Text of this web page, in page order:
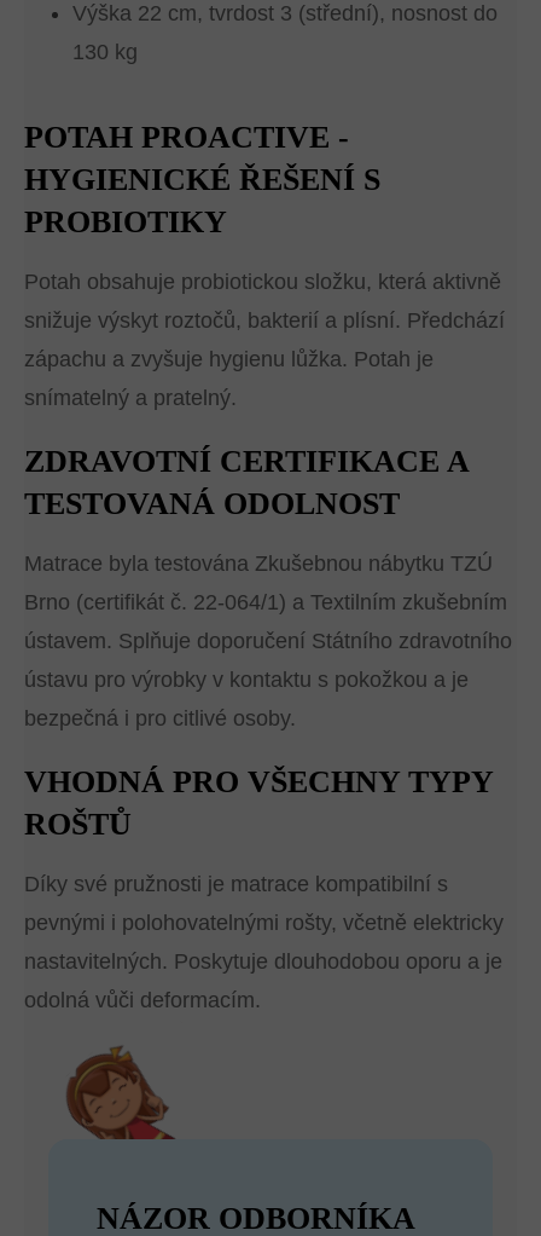
Výška 22 cm, tvrdost 3 (střední), nosnost do
130 kg
POTAH PROACTIVE -
HYGIENICKÉ ŘEŠENÍ S
PROBIOTIKY
Potah obsahuje probiotickou složku, která aktivně
snižuje výskyt roztočů, bakterií a plísní. Předchází
zápachu a zvyšuje hygienu lůžka. Potah je
snímatelný a pratelný.
ZDRAVOTNÍ CERTIFIKACE A
TESTOVANÁ ODOLNOST
Matrace byla testována Zkušebnou nábytku TZÚ
Brno (certifikát č. 22-064/1) a Textilním zkušebním
ústavem. Splňuje doporučení Státního zdravotního
ústavu pro výrobky v kontaktu s pokožkou a je
bezpečná i pro citlivé osoby.
VHODNÁ PRO VŠECHNY TYPY
ROŠTŮ
Díky své pružnosti je matrace kompatibilní s
pevnými i polohovatelnými rošty, včetně elektricky
nastavitelných. Poskytuje dlouhodobou oporu a je
odolná vůči deformacím.
NÁZOR ODBORNÍKA